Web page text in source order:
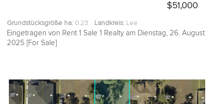
$51,000
Grundstücksgröße ha: 0.23 Landkreis: Lee
Eingetragen von Rent 1 Sale 1 Realty am Dienstag, 26. August
2025 [For Sale]